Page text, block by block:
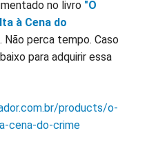
no livro "O
à Cena do
Não perca tempo. Caso
para adquirir essa
products/o-
cena-do-crime